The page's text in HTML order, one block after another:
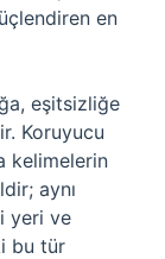
en
eşitsizliğe
Koruyucu
kelimelerin
aynı
yeri ve
bu tür